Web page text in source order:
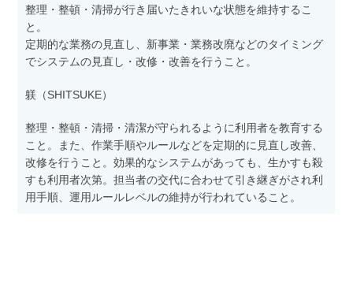
整理・整頓・清掃が行き届いたきれいな状態を維持するこ
と。
定期的な業務の見直し、新事業・業務改廃などのタイミング
でシステムの見直し・改修・改善を行うこと。
躾（SHITSUKE）
整理・整頓・清掃・清潔が守られるように利用者を教育する
こと。また、作業手順やルールなどを定期的に見直し改善、
改修を行うこと。効果的なシステムがあっても、生かすも殺
すも利用者次第。担当者の交代に合わせて引き継ぎがされ利
用手順、運用ルールレベルの維持が行われていること。